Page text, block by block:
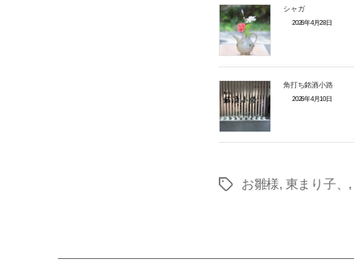
シャガ
2026年4月28日
角打ち銘酒小路
2026年4月10日
Tagsお雛様, 東まり子、 ,